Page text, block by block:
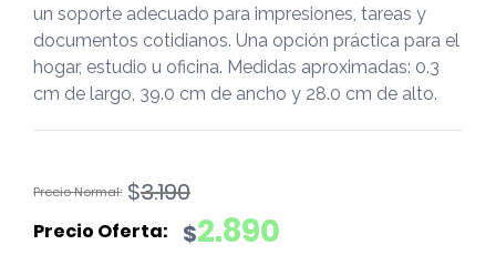
un soporte adecuado para impresiones, tareas y
documentos cotidianos. Una opción práctica para el
hogar, estudio u oficina. Medidas aproximadas: 0.3
cm de largo, 39.0 cm de ancho y 28.0 cm de alto.
$3.190
El
original
$2.890
El
actual